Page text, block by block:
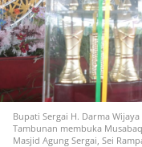
Bupati Sergai H. Darma
Tambunan membuka
Masjid Agung Sergai, Sei